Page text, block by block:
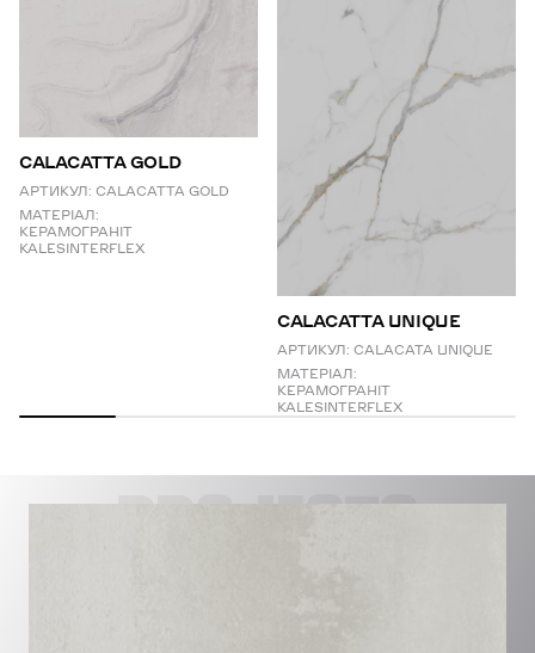
CALACATTA GOLD
АРТИКУЛ: CALACATTA GOLD
МАТЕРІАЛ:
КЕРАМОГРАНІТ
KALESINTERFLEX
СALACATTA UNIQUE
АРТИКУЛ: CALACATA UNIQUE
МАТЕРІАЛ:
КЕРАМОГРАНІТ
KALESINTERFLEX
PROJECTS